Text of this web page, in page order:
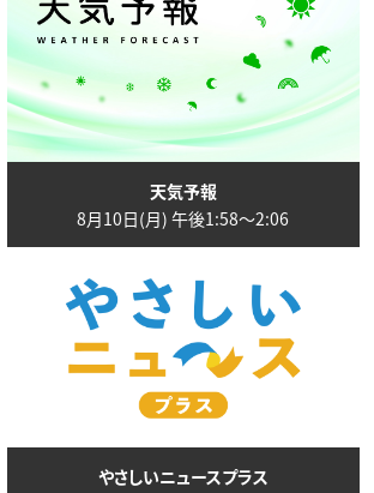
天気予報
8月10日(月) 午後1:58〜2:06
やさしいニュースプラス